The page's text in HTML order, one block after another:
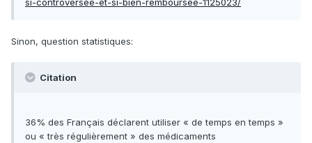
si-controversee-et-si-bien-remboursee-1125023/
Sinon, question statistiques:
Citation
36% des Français déclarent utiliser « de temps en temps »
ou « très régulièrement » des médicaments